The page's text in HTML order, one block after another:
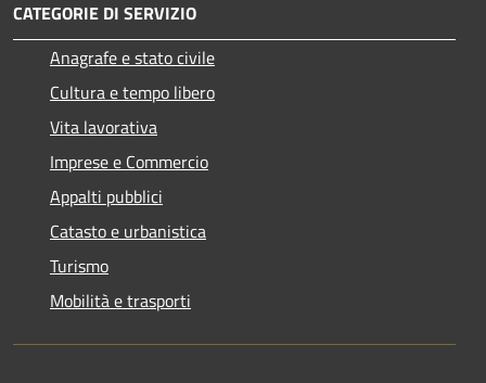
CATEGORIE DI SERVIZIO
Anagrafe e stato civile
Cultura e tempo libero
Vita lavorativa
Imprese e Commercio
Appalti pubblici
Catasto e urbanistica
Turismo
Mobilità e trasporti